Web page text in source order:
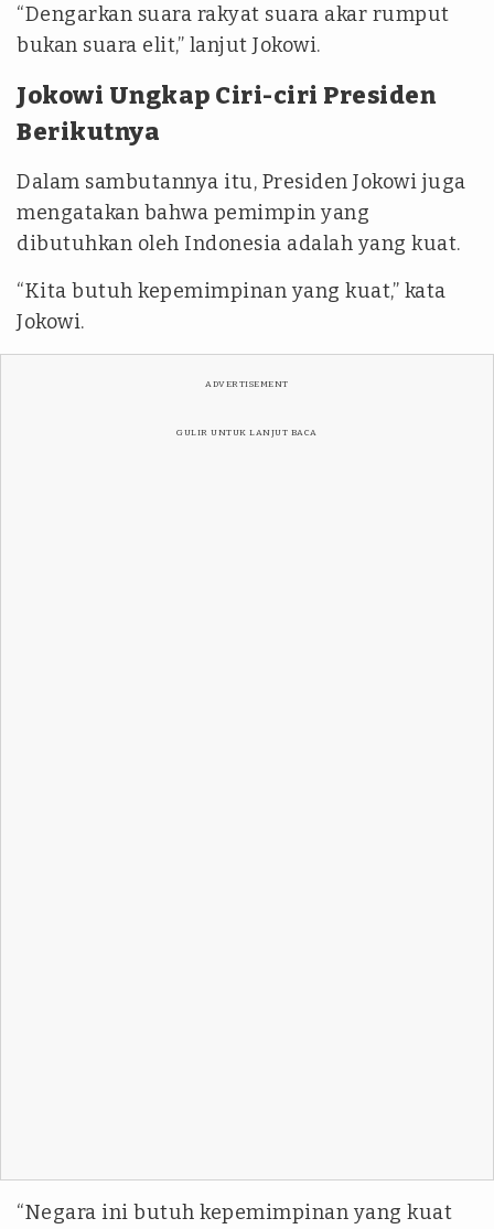
“Dengarkan suara rakyat suara akar rumput
bukan suara elit,” lanjut Jokowi.
Jokowi Ungkap Ciri-ciri Presiden
Berikutnya
Dalam sambutannya itu, Presiden Jokowi juga
mengatakan bahwa pemimpin yang
dibutuhkan oleh Indonesia adalah yang kuat.
“Kita butuh kepemimpinan yang kuat,” kata
Jokowi.
ADVERTISEMENT
GULIR UNTUK LANJUT BACA
“Negara ini butuh kepemimpinan yang kuat